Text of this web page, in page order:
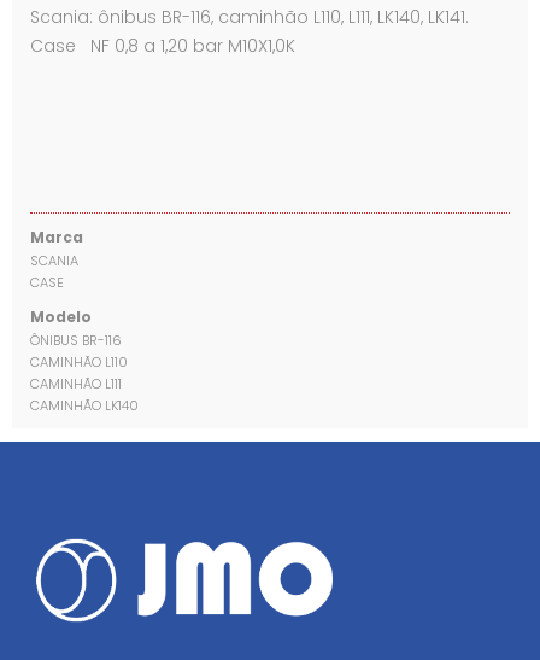
Scania: ônibus BR-116, caminhão L110, L111, LK140, LK141.
Case NF 0,8 a 1,20 bar M10X1,0K
Marca
SCANIA
CASE
Modelo
ÔNIBUS BR-116
CAMINHÃO L110
CAMINHÃO L111
CAMINHÃO LK140